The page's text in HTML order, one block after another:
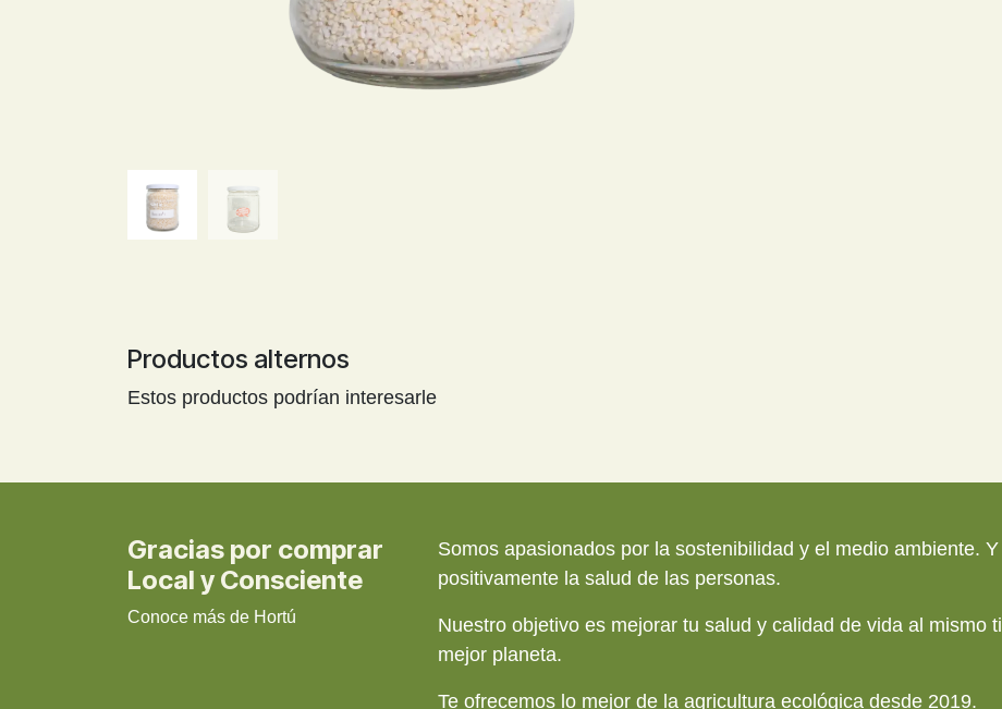
Productos alternos
Estos productos podrían interesarle
Gracias por comprar
Local y Consciente
Conoce más de Hortú
Somos apasionados por la sostenibilidad y el medio ambiente.
positivamente la salud de las personas.
Nuestro objetivo es mejorar tu salud y calidad de vida al mismo
mejor planeta.
Te ofrecemos lo mejor de la agricultura ecológica desde 2019.